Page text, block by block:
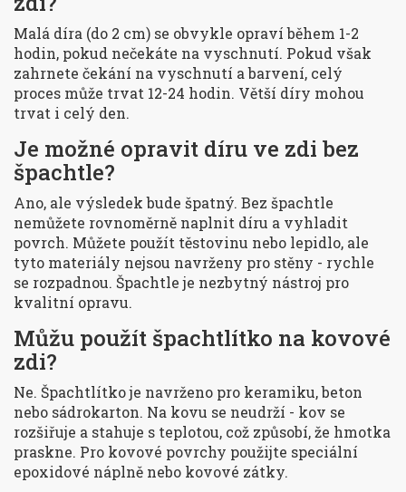
Malá díra (do 2 cm) se obvykle opraví během 1-2
hodin, pokud nečekáte na vyschnutí. Pokud však
zahrnete čekání na vyschnutí a barvení, celý
proces může trvat 12-24 hodin. Větší díry mohou
trvat i celý den.
Je možné opravit díru ve zdi bez
špachtle?
Ano, ale výsledek bude špatný. Bez špachtle
nemůžete rovnoměrně naplnit díru a vyhladit
povrch. Můžete použít těstovinu nebo lepidlo, ale
tyto materiály nejsou navrženy pro stěny - rychle
se rozpadnou. Špachtle je nezbytný nástroj pro
kvalitní opravu.
Můžu použít špachtlítko na kovové
zdi?
Ne. Špachtlítko je navrženo pro keramiku, beton
nebo sádrokarton. Na kovu se neudrží - kov se
rozšiřuje a stahuje s teplotou, což způsobí, že hmotka
praskne. Pro kovové povrchy použijte speciální
epoxidové náplně nebo kovové zátky.